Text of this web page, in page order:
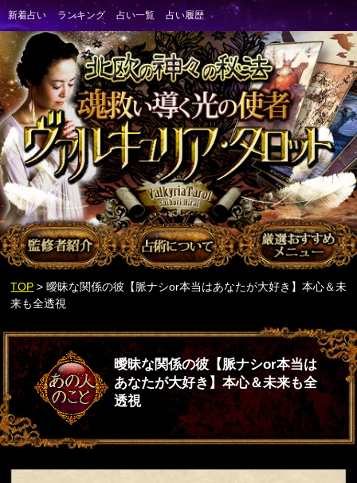
TOP > 曖昧な関係の彼【脈ナシor本当はあなたが大好き】本心＆未
来も全透視
曖昧な関係の彼【脈ナシor本当は
あなたが大好き】本心＆未来も全
透視